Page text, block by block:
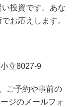
投資です。あな
お応えします。
立8027-9
ご予約や事前の
ジのメールフォ